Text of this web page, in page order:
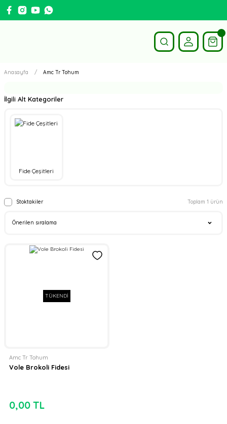
Anasayfa Amc Tr Tohum
İlgili Alt Kategoriler
Fide Çeşitleri
Stoktakiler Toplam 1 ürün
TÜKENDİ
Amc Tr Tohum
Vole Brokoli Fidesi
0,00 TL